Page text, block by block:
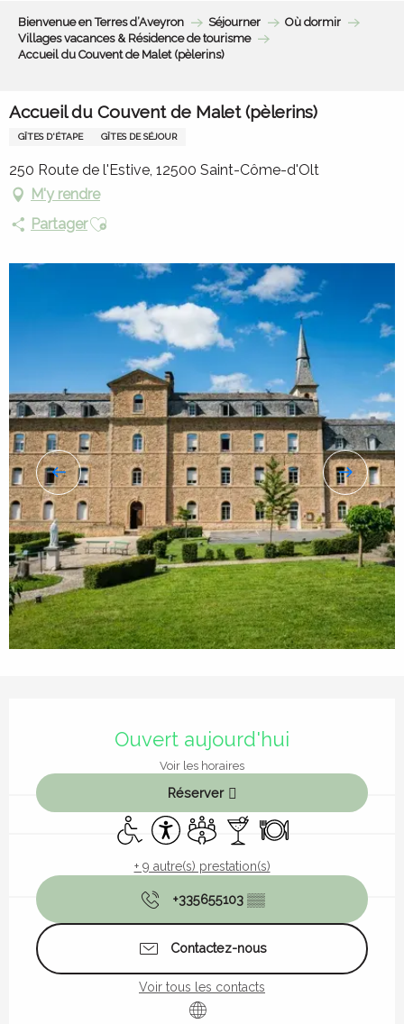
contenu
Bienvenue en Terres d’Aveyron Séjourner
Où dormir
Villages vacances & Résidence de tourisme
Accueil du Couvent de Malet (pèlerins)
Accueil du Couvent de Malet (pèlerins)
GÎTES D'ÉTAPE GÎTES DE SÉJOUR
250 Route de l'Estive, 12500 Saint-Côme-d'Olt
M'y rendre
PartagerAjouter aux favoris
Ouvert aujourd'hui
Voir les horaires
Réserver
Accès handicapés
Accessibilité
Salle de réunion
Bar / Buvette
Restaurant
+ 9 autre(s) prestation(s)
+335655103 ▒▒
Contactez-nous
Voir tous les contacts